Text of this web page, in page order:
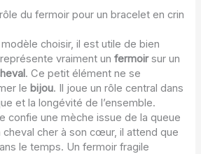
du fermoir pour un bracelet en crin
choisir, il est utile de bien
vraiment unfermoirsur un
. Ce petit élément ne se
le bijou. Il joue un rôle central dans
et la longévité de l’ensemble.
confie une mèche issue de la queue
cheval cher à son cœur, il attend que
le temps. Un fermoir fragile